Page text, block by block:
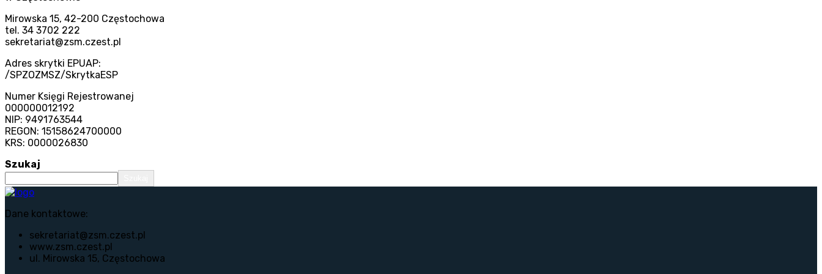
Mirowska 15, 42-200 Częstochowa
tel. 34 3702 222
sekretariat@zsm.czest.pl
Adres skrytki EPUAP:
/SPZOZMSZ/SkrytkaESP
Numer Księgi Rejestrowanej
000000012192
NIP: 9491763544
REGON: 15158624700000
KRS: 0000026830
Szukaj
Dane kontaktowe:
sekretariat@zsm.czest.pl
www.zsm.czest.pl
ul. Mirowska 15, Częstochowa